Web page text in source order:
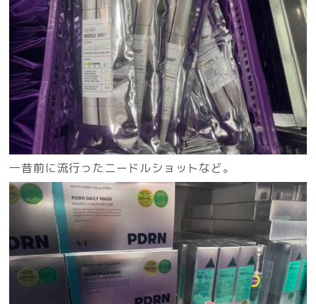
一昔前に流行ったニードルショットなど。